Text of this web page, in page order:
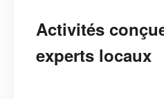
Activités
experts locaux